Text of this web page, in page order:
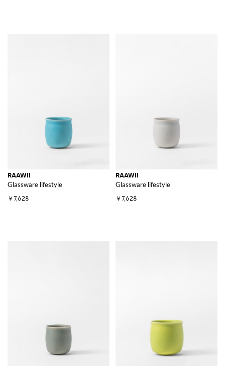
RAAWII
Glassware lifestyle
￥7,628
RAAWII
Glassware lifestyle
￥7,628